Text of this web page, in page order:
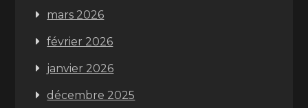
mars 2026
février 2026
janvier 2026
décembre 2025